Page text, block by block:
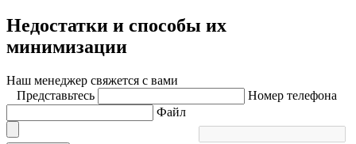
Недостатки и способы их
минимизации
Наш менеджер свяжется с вами
Представьтесь
Номер телефона
Файл